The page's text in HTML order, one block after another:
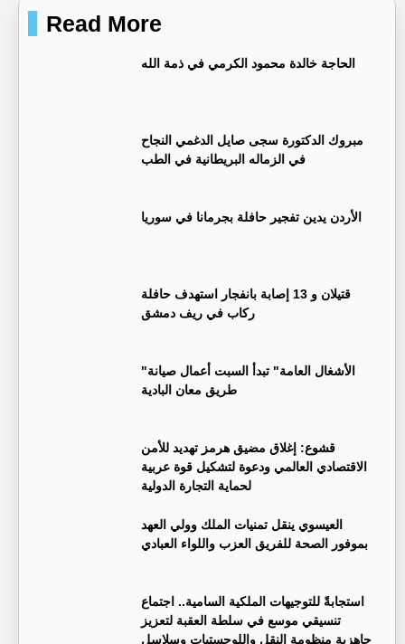
Read More
الحاجة خالدة محمود الكرمي في ذمة الله
مبروك الدكتورة سجى صايل الدغمي النجاح
في الزماله البريطانية في الطب
الأردن يدين تفجير حافلة بجرمانا في سوريا
قتيلان و 13 إصابة بانفجار استهدف حافلة
ركاب في ريف دمشق
"الأشغال العامة" تبدأ السبت أعمال صيانة
طريق معان البادية
قشوع: إغلاق مضيق هرمز تهديد للأمن
الاقتصادي العالمي ودعوة لتشكيل قوة عربية
لحماية التجارة الدولية
العيسوي ينقل تمنيات الملك وولي العهد
بموفور الصحة للفريق العزب واللواء العبادي
استجابةً للتوجيهات الملكية السامية.. اجتماع
تنسيقي موسع في سلطة العقبة لتعزيز
جاهزية منظومة النقل واللوجستيات وسلاسل